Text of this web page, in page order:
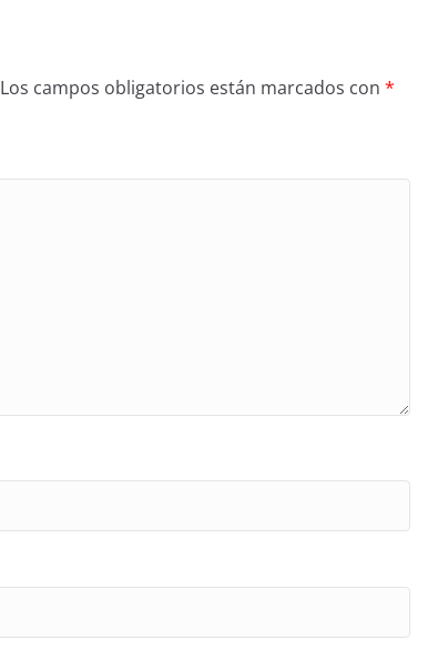
Los campos obligatorios están marcados con *